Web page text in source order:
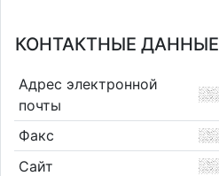
КОНТАКТНЫЕ ДАННЫЕ
Адрес электронной
почты
Факс
Сайт